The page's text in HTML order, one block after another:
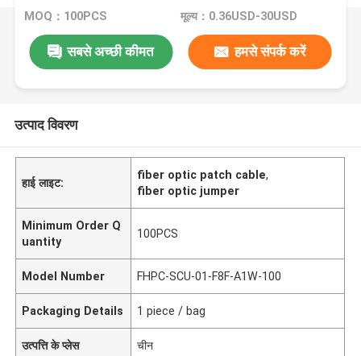
MOQ：100PCS मूल्य：0.36USD-30USD
सबसे अच्छी कीमत हमसे संपर्क करें
उत्पाद विवरण
हाई लाइट:
fiber optic patch cable,
fiber optic jumper
Minimum Order Q
uantity
100PCS
Model Number FHPC-SCU-01-F8F-A1W-100
Packaging Details 1 piece / bag
उत्पत्ति के प्लेस चीन